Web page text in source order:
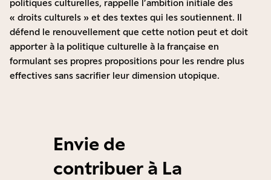
politiques culturelles, rappelle l’ambition initiale des
« droits culturels » et des textes qui les soutiennent. Il
défend le renouvellement que cette notion peut et doit
apporter à la politique culturelle à la française en
formulant ses propres propositions pour les rendre plus
effectives sans sacrifier leur dimension utopique.
Envie de
contribuer à La